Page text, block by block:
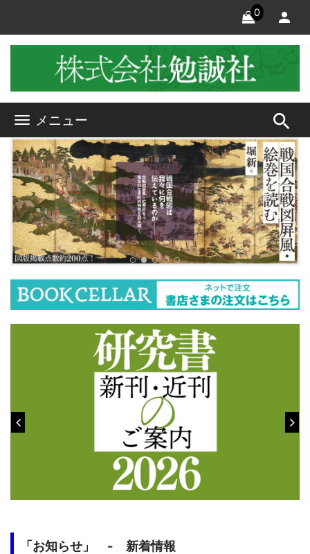
0
メニュー search
「お知らせ」 - 新着情報